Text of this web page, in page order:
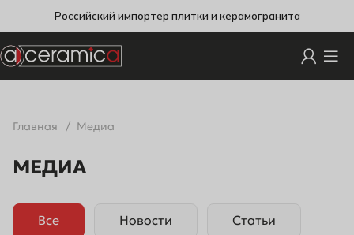
Российский импортер плитки и керамогранита
Главная Медиа
МЕДИА
Все Новости Статьи